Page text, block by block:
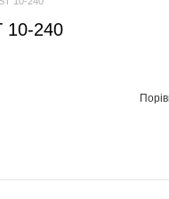
10-240